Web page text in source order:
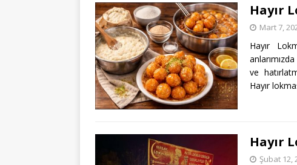
Hayır
Mart 7,
Hayır
ve
Hayır
Hayır
Şubat 12,